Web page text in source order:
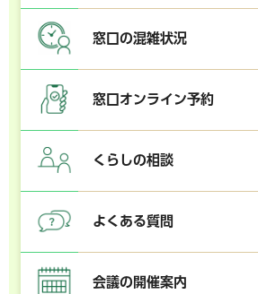
窓口の混雑状況
窓口オンライン予約
くらしの相談
よくある質問
会議の開催案内